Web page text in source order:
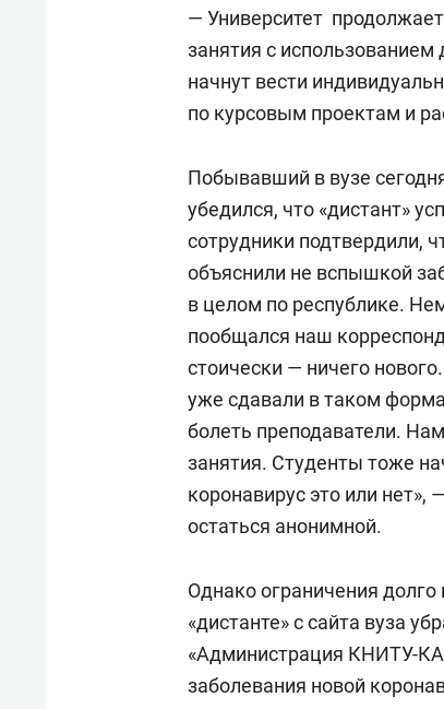
— Университет
занятия с
начнут вести
по курсовым проектам и
Побывавший в вузе
убедился, что «дистант»
сотрудники подтвердили,
объяснили не вспышкой
в целом по республике.
пообщался наш
стоически — ничего
уже сдавали в таком
болеть преподаватели.
занятия. Студенты тоже
коронавирус это или нет»,
остаться анонимной.
Однако ограничения
«дистанте» с сайта вуза
«Администрация КНИТУ-
заболевания новой